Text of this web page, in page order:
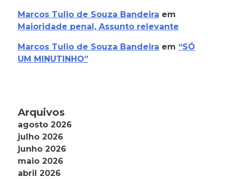
Marcos Tulio de Souza Bandeira em
Maioridade penal, Assunto relevante
Marcos Tulio de Souza Bandeira em “SÓ
UM MINUTINHO”
Arquivos
agosto 2026
julho 2026
junho 2026
maio 2026
abril 2026